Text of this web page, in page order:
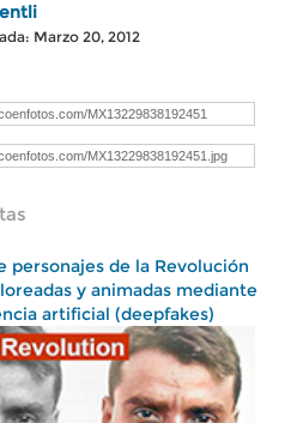
Marzo 20, 2012
personajes de la Revolución
y animadas mediante
artificial (deepfakes)